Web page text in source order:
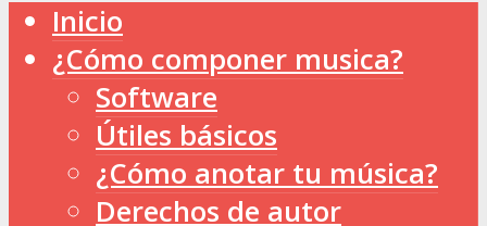
Inicio
¿Cómo componer musica?
Software
Útiles básicos
¿Cómo anotar tu música?
Derechos de autor